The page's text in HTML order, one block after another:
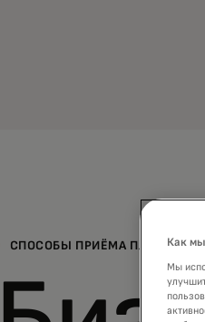
СПОСОБЫ ПРИЁМА ПЛАТЕЖЕЙ
Как
Мы